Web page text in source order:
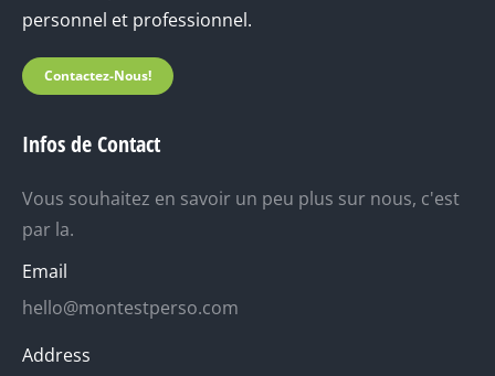
personnel et professionnel.
Contactez-Nous!
Infos de Contact
Vous souhaitez en savoir un peu plus sur nous, c'est
par la.
Email
hello@montestperso.com
Address